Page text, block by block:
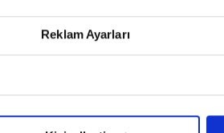
Reklam Ayarları